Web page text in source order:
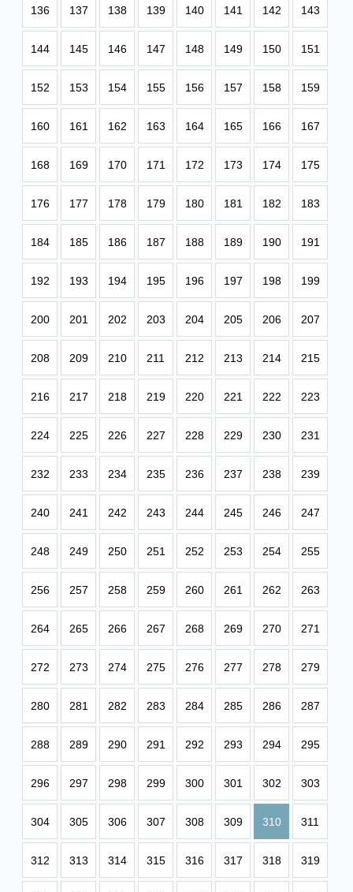
136 137 138 139 140 141 142 143
144 145 146 147 148 149 150 151
152 153 154 155 156 157 158 159
160 161 162 163 164 165 166 167
168 169 170 171 172 173 174 175
176 177 178 179 180 181 182 183
184 185 186 187 188 189 190 191
192 193 194 195 196 197 198 199
200 201 202 203 204 205 206 207
208 209 210 211 212 213 214 215
216 217 218 219 220 221 222 223
224 225 226 227 228 229 230 231
232 233 234 235 236 237 238 239
240 241 242 243 244 245 246 247
248 249 250 251 252 253 254 255
256 257 258 259 260 261 262 263
264 265 266 267 268 269 270 271
272 273 274 275 276 277 278 279
280 281 282 283 284 285 286 287
288 289 290 291 292 293 294 295
296 297 298 299 300 301 302 303
304 305 306 307 308 309 310 311
312 313 314 315 316 317 318 319